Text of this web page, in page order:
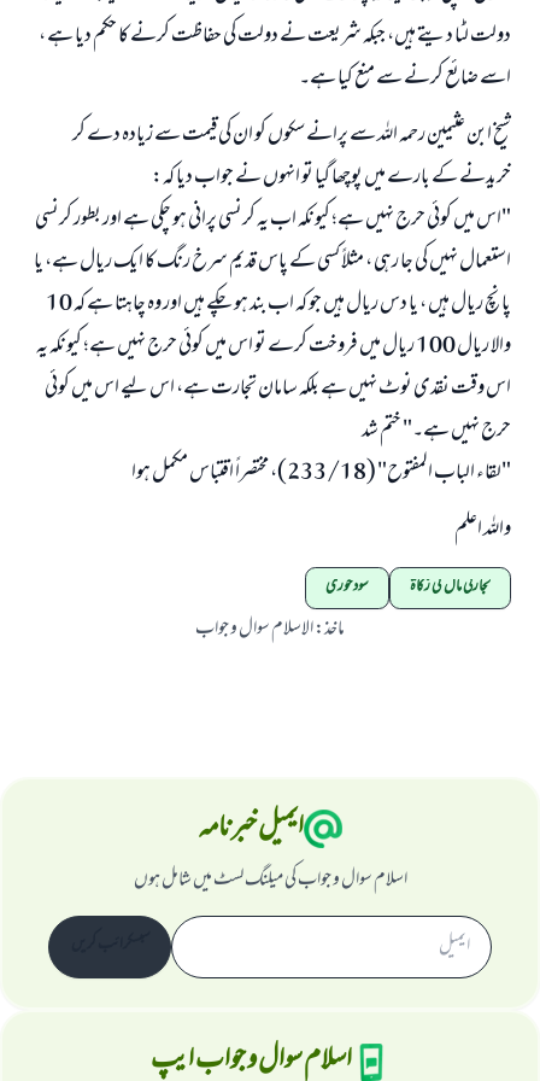
دولت لٹا دیتے ہیں، جبکہ شریعت نے دولت کی حفاظت کرنے کا حکم دیا ہے ،
اسے ضائع کرنے سے منع کیا ہے۔
شیخ ابن عثیمین رحمہ اللہ سے پرانے سکوں کو ان کی قیمت سے زیادہ دے کر
خریدنے کے بارے میں پوچھا گیا تو انہوں نے جواب دیا کہ:
"اس میں کوئی حرج نہیں ہے؛ کیونکہ اب یہ کرنسی پرانی ہو چکی ہے اور بطور کرنسی
استعمال نہیں کی جا رہی ، مثلاً کسی کے پاس قدیم سرخ رنگ کا ایک ریال ہے، یا
پانچ ریال ہیں ، یا دس ریال ہیں جو کہ اب بند ہو چکے ہیں اور وہ چاہتا ہے کہ 10
والا ریال 100 ریال میں فروخت کرے تو اس میں کوئی حرج نہیں ہے؛ کیونکہ یہ
اس وقت نقدی نوٹ نہیں ہے بلکہ سامان تجارت ہے، اس لیے اس میں کوئی
حرج نہیں ہے۔" ختم شد
"لقاء الباب المفتوح" (233/18)، مختصراً اقتباس مکمل ہوا
واللہ اعلم
تجارتی مال کی زکاۃ سود خوری
ماخذ:الاسلام سوال و جواب
ایمیل خبرنامہ
اسلام سوال و جواب کی میلنگ لسٹ میں شامل ہوں
اسلام سوال و جواب ایپ
ابھی تعاون کریں